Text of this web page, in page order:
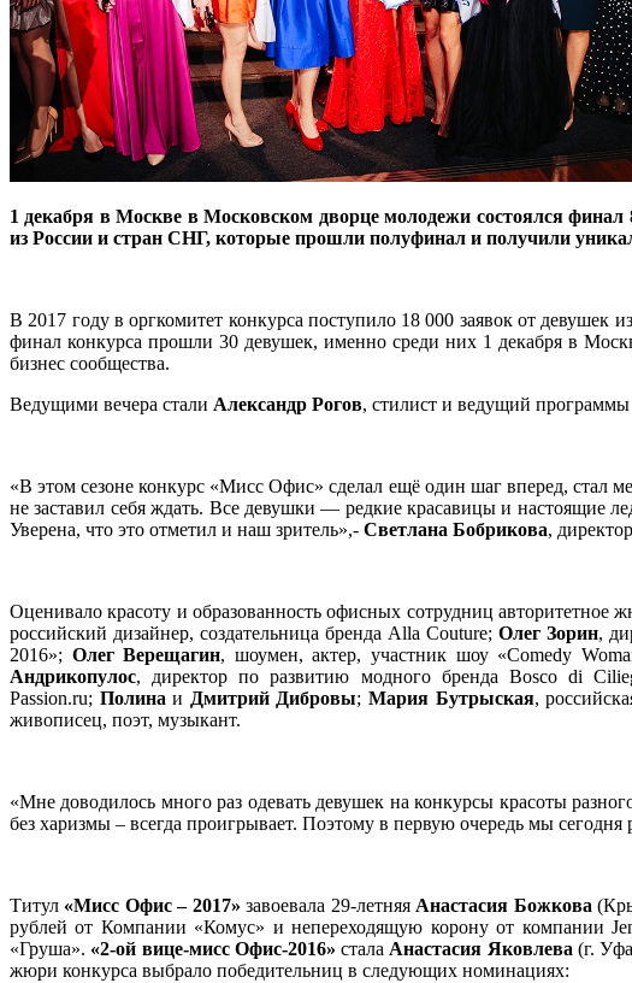
1 декабря в Москве в Московском дворце молодежи состоялся
из России и стран СНГ, которые прошли полуфинал и получили
В 2017 году в оргкомитет конкурса поступило 18 000 заявок от
финал конкурса прошли 30 девушек, именно среди них 1 декабря в
бизнес сообщества.
Ведущими вечера стали Александр Рогов, стилист и ведущий
«В этом сезоне конкурс «Мисс Офис» сделал ещё один шаг вперед, стал
не заставил себя ждать. Все девушки — редкие красавицы и настоящие
Уверена, что это отметил и наш зритель»,- Светлана Бобрикова,
Оценивало красоту и образованность офисных сотрудниц авторитетное
российский дизайнер, создательница бренда Alla Couture;Олег Зорин,
2016»; Олег Верещагин, шоумен, актер, участник шоу «Comedy
Андрикопулос, директор по развитию модного бренда Bosco di
Passion.ru; Полинаи Дмитрий Дибровы;Мария Бутрыская,
живописец, поэт, музыкант.
«Мне доводилось много раз одевать девушек на конкурсы красоты
без харизмы – всегда проигрывает. Поэтому в первую очередь мы
Титул «Мисс Офис – 2017» завоевала 29-летняяАнастасия Божкова
рублей от Компании «Комус» и непереходящую корону от компании
«Груша». «2-ой вице-мисс Офис-2016» сталаАнастасия Яковлева(г.
жюри конкурса выбрало победительниц в следующих номинациях: